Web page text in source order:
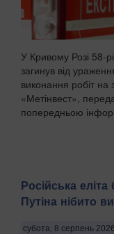
У Кривому Розі 58-
загинув від
виконання робіт на
«Метінвест»,
попередньою
Російська
Путіна нібито
субота, 8 серпень